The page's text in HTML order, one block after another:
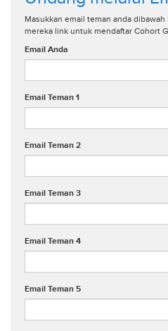
Masukkan email teman anda
mereka link untuk mendaftar Cohort
Email Anda
Email Teman 1
Email Teman 2
Email Teman 3
Email Teman 4
Email Teman 5